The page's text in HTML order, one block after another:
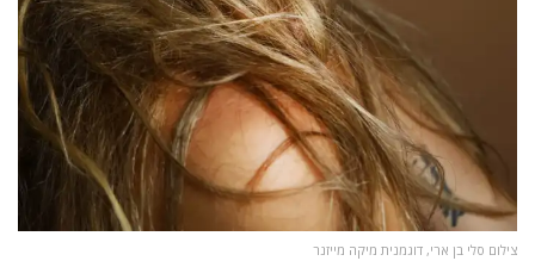
צילום סלי בן ארי, דוגמנית מיקה מייזנר